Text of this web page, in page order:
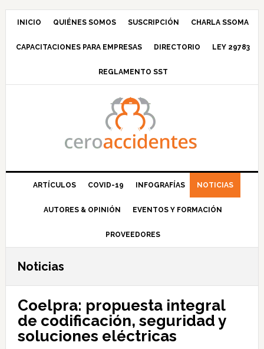
Saltar
navegación
Saltar
principal
Saltar
barra
principal
Saltar
INICIO QUIÉNES SOMOS SUSCRIPCIÓN CHARLA SSOMA
CAPACITACIONES PARA EMPRESAS DIRECTORIO LEY 29783
REGLAMENTO SST
ARTÍCULOS COVID-19 INFOGRAFÍAS NOTICIAS
AUTORES & OPINIÓN EVENTOS Y FORMACIÓN
PROVEEDORES
Noticias
Coelpra: propuesta integral
de codificación, seguridad y
soluciones eléctricas